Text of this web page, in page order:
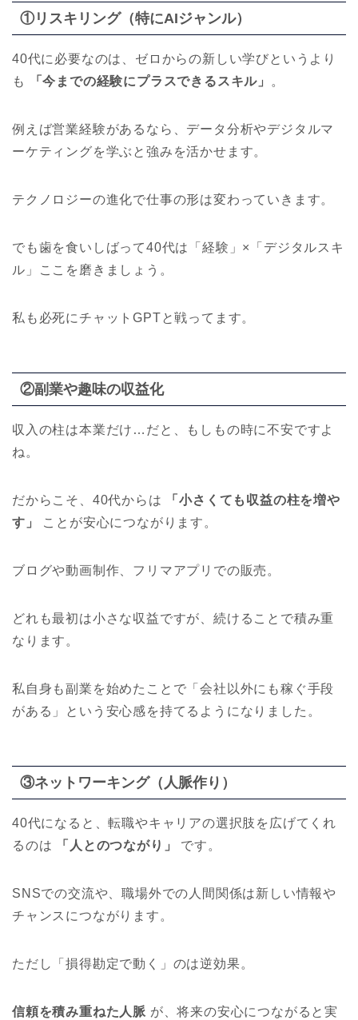
①リスキリング（特にAIジャンル）
40代に必要なのは、ゼロからの新しい学びというより
も
「今までの経験にプラスできるスキル」 。
例えば営業経験があるなら、データ分析やデジタルマ
ーケティングを学ぶと強みを活かせます。
テクノロジーの進化で仕事の形は変わっていきます。
でも歯を食いしばって40代は「経験」×「デジタルスキ
ル」ここを磨きましょう。
私も必死にチャットGPTと戦ってます。
②副業や趣味の収益化
収入の柱は本業だけ…だと、もしもの時に不安ですよ
ね。
だからこそ、40代からは
「小さくても収益の柱を増や
す」
ことが安心につながります。
ブログや動画制作、フリマアプリでの販売。
どれも最初は小さな収益ですが、続けることで積み重
なります。
私自身も副業を始めたことで「会社以外にも稼ぐ手段
がある」という安心感を持てるようになりました。
③ネットワーキング（人脈作り）
40代になると、転職やキャリアの選択肢を広げてくれ
るのは
「人とのつながり」 です。
SNSでの交流や、職場外での人間関係は新しい情報や
チャンスにつながります。
ただし「損得勘定で動く」のは逆効果。
信頼を積み重ねた人脈 が、将来の安心につながると実